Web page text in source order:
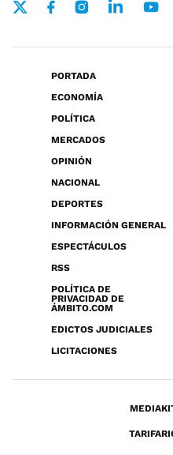
PORTADA
ECONOMÍA
POLÍTICA
MERCADOS
OPINIÓN
NACIONAL
DEPORTES
INFORMACIÓN GENERAL
ESPECTÁCULOS
RSS
POLÍTICA DE
PRIVACIDAD DE
ÁMBITO.COM
EDICTOS JUDICIALES
LICITACIONES